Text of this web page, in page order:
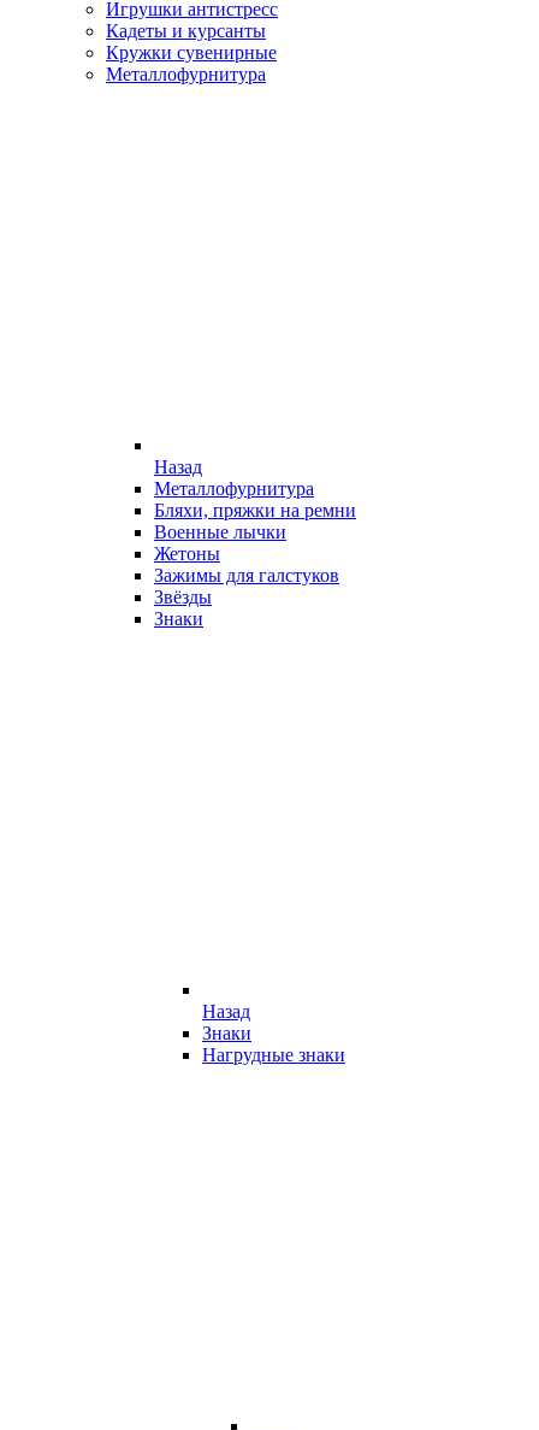
Игрушки антистресс
Кадеты и курсанты
Кружки сувенирные
Металлофурнитура
Назад
Металлофурнитура
Бляхи, пряжки на ремни
Военные лычки
Жетоны
Зажимы для галстуков
Звёзды
Знаки
Назад
Знаки
Нагрудные знаки